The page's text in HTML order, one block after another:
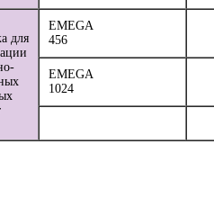
для
EMEGA
456
EMEGA
1024